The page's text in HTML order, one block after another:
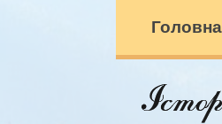
Головна